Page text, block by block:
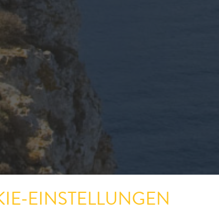
EINSTELLUNGEN